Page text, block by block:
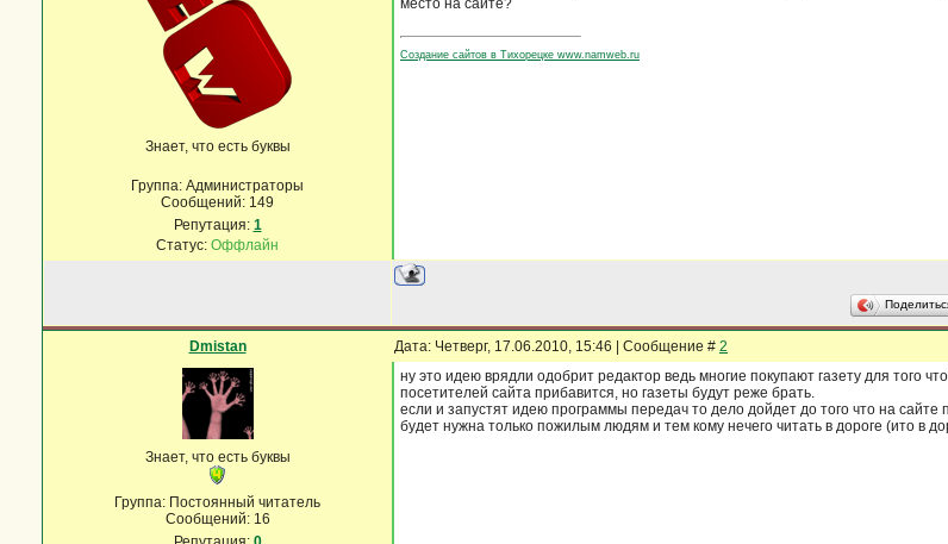
Знает, что есть буквы
Группа: Администраторы
Сообщений: 149
Репутация: 1
Статус: Оффлайн
место на сайте?
Создание сайтов в Тихорецке www.namweb.ru
Dmistan Дата: Четверг, 17.06.2010, 15:46 | Сообщение # 2
Знает, что есть буквы
Группа: Постоянный читатель
Сообщений: 16
ну это идею врядли одобрит редактор ведь многие покупают газету для того
посетителей сайта прибавится, но газеты будут реже брать.
если и запустят идею программы передач то дело дойдет до того что на сайте
будет нужна только пожилым людям и тем кому нечего читать в дороге (ито в